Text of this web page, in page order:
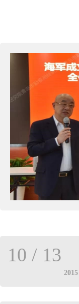
2015
10 / 13